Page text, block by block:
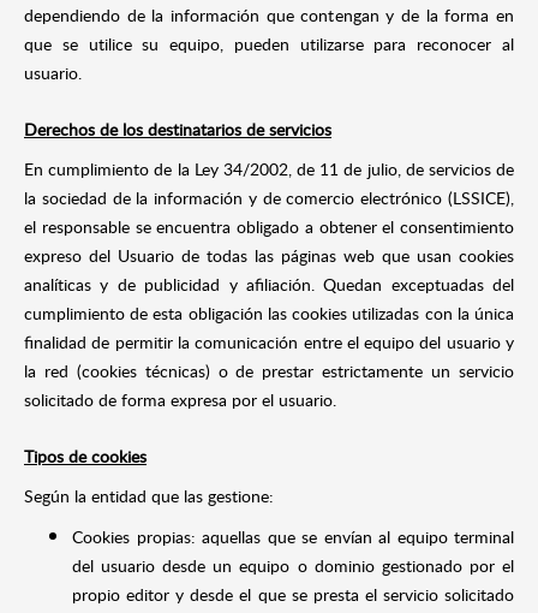
dependiendo de la información que contengan y de la forma en
que se utilice su equipo, pueden utilizarse para reconocer al
usuario.
Derechos de los destinatarios de servicios
En cumplimiento de la Ley 34/2002, de 11 de julio, de servicios de
la sociedad de la información y de comercio electrónico (LSSICE),
el responsable se encuentra obligado a obtener el consentimiento
expreso del Usuario de todas las páginas web que usan cookies
analíticas y de publicidad y afiliación. Quedan exceptuadas del
cumplimiento de esta obligación las cookies utilizadas con la única
finalidad de permitir la comunicación entre el equipo del usuario y
la red (cookies técnicas) o de prestar estrictamente un servicio
solicitado de forma expresa por el usuario.
Tipos de cookies
Según la entidad que las gestione:
Cookies propias: aquellas que se envían al equipo terminal
del usuario desde un equipo o dominio gestionado por el
propio editor y desde el que se presta el servicio solicitado